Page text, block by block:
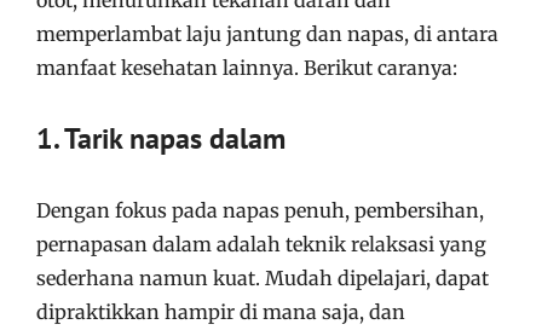
memperlambat laju jantung dan napas, di antara
manfaat kesehatan lainnya. Berikut caranya:
1. Tarik napas dalam
Dengan fokus pada napas penuh, pembersihan,
pernapasan dalam adalah teknik relaksasi yang
sederhana namun kuat. Mudah dipelajari, dapat
dipraktikkan hampir di mana saja, dan